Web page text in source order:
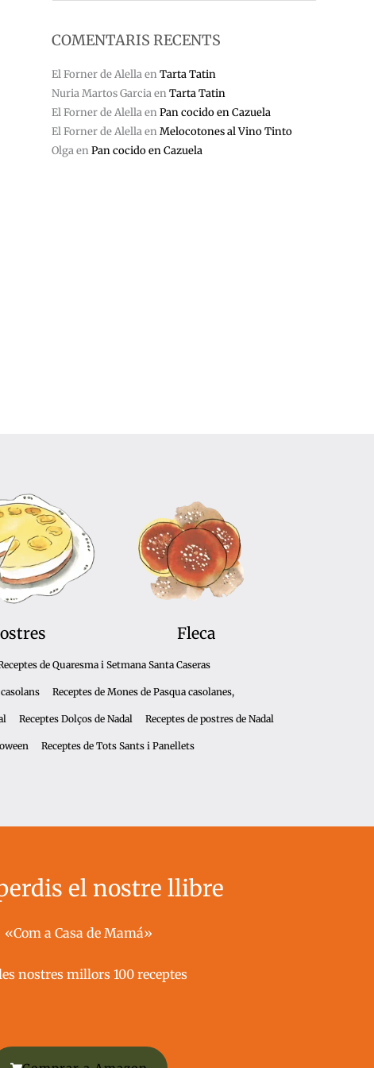
COMENTARIS RECENTS
El Forner de AlellaenTarta Tatin
Nuria Martos GarciaenTarta Tatin
El Forner de AlellaenPan cocido en Cazuela
El Forner de AlellaenMelocotones al Vino Tinto
OlgaenPan cocido en Cazuela
Fleca
de Quaresma i Setmana Santa Caseras
Receptes de Mones de Pasqua casolanes,
Receptes Dolços de Nadal Receptes de postres de Nadal
Receptes de Tots Sants i Panellets
el nostre llibre
«Com a Casa de Mamá»
nostres millors 100 receptes